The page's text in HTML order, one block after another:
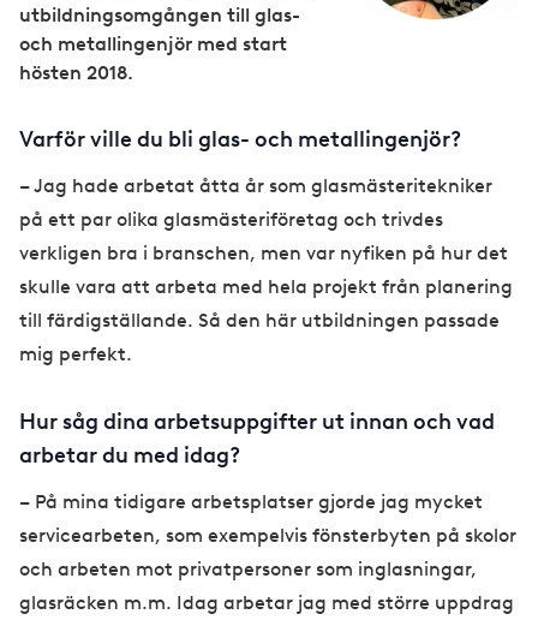
utbildningsomgången till glas-
och metallingenjör med start
hösten 2018.
Varför ville du bli glas- och metallingenjör?
– Jag hade arbetat åtta år som glasmästeritekniker
på ett par olika glasmästeriföretag och trivdes
verkligen bra i branschen, men var nyfiken på hur det
skulle vara att arbeta med hela projekt från planering
till färdigställande. Så den här utbildningen passade
mig perfekt.
Hur såg dina arbetsuppgifter ut innan och vad
arbetar du med idag?
– På mina tidigare arbetsplatser gjorde jag mycket
servicearbeten, som exempelvis fönsterbyten på skolor
och arbeten mot privatpersoner som inglasningar,
glasräcken m.m. Idag arbetar jag med större uppdrag